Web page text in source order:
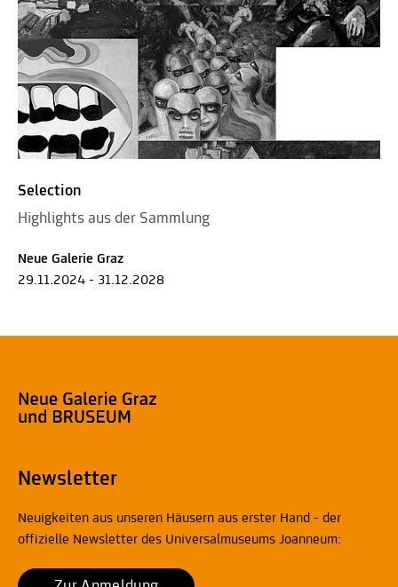
Selection
Highlights aus der Sammlung
Neue Galerie Graz
29.11.2024 - 31.12.2028
Newsletter
Neuigkeiten aus unseren Häusern aus erster Hand - der
offizielle Newsletter des Universalmuseums Joanneum: